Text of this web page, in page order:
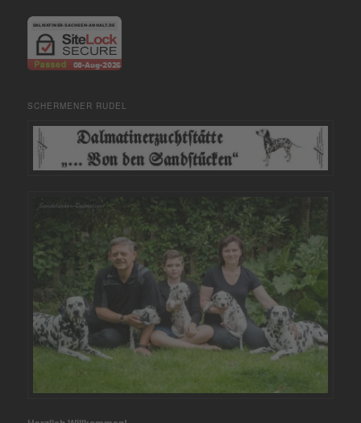
SCHERMENER RUDEL